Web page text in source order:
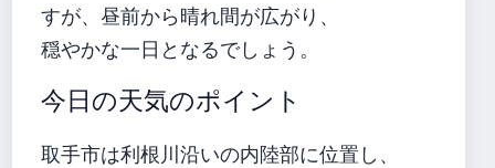
すが、昼前から晴れ間が広がり、
穏やかな一日となるでしょう。
今日の天気のポイント
取手市は利根川沿いの内陸部に位置し、